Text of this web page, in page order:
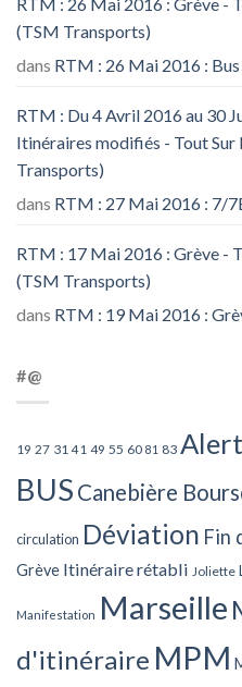
RTM : 26 Mai 2016 : Grève -
(TSM Transports)
dans RTM : 26 Mai 2016 :
RTM : Du 4 Avril 2016 au 30
Itinéraires modifiés - Tout
Transports)
dans RTM : 27 Mai 2016 : 7/
RTM : 17 Mai 2016 : Grève -
(TSM Transports)
dans RTM : 19 Mai 2016 :
#@
19 27 31 41 49 55 60 81 83
BUS Canebière
circulation Déviation Fin
Grève Itinéraire rétabli Joliette
Manifestation Marseille
d'itinéraire MPM